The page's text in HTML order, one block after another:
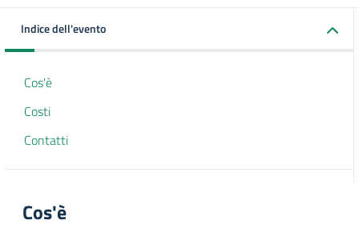
Indice dell'evento
Cos'è
Costi
Contatti
Cos'è